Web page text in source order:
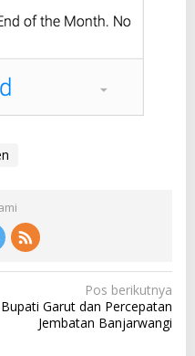
Pos berikutnya
Bupati Garut dan Percepatan
Jembatan Banjarwangi